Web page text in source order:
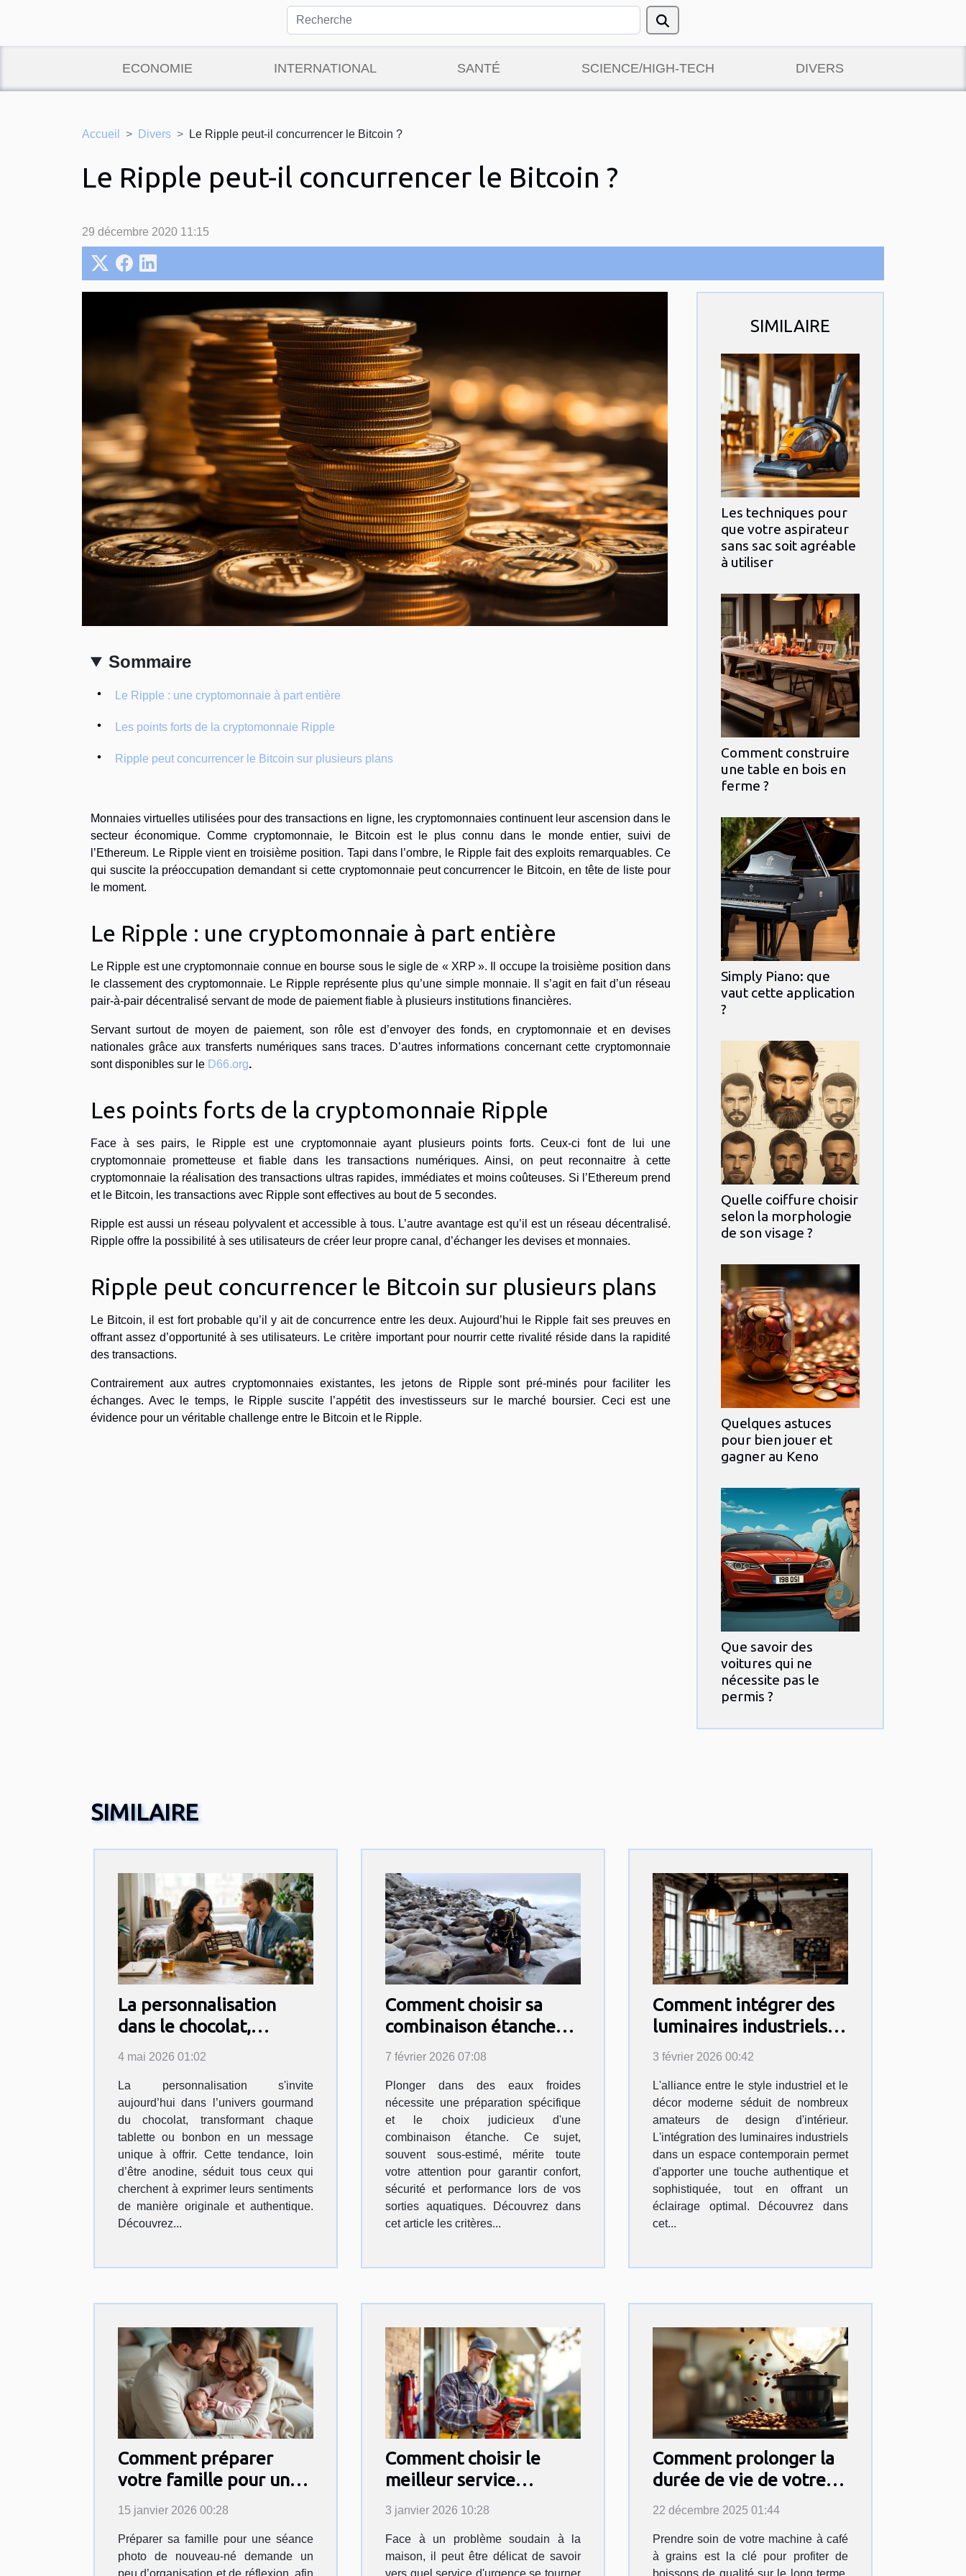
ECONOMIE INTERNATIONAL SANTÉ SCIENCE/HIGH-TECH DIVERS
Accueil Divers Le Ripple peut-il concurrencer le Bitcoin ?
Le Ripple peut-il concurrencer le Bitcoin ?
29 décembre 2020 11:15
Sommaire
Le Ripple : une cryptomonnaie à part entière
Les points forts de la cryptomonnaie Ripple
Ripple peut concurrencer le Bitcoin sur plusieurs plans
Monnaies virtuelles utilisées pour des transactions en ligne, les cryptomonnaies continuent leur ascension dans le
secteur économique. Comme cryptomonnaie, le Bitcoin est le plus connu dans le monde entier, suivi de
l’Ethereum. Le Ripple vient en troisième position. Tapi dans l’ombre, le Ripple fait des exploits remarquables. Ce
qui suscite la préoccupation demandant si cette cryptomonnaie peut concurrencer le Bitcoin, en tête de liste pour
le moment.
Le Ripple : une cryptomonnaie à part entière
Le Ripple est une cryptomonnaie connue en bourse sous le sigle de « XRP ». Il occupe la troisième position dans
le classement des cryptomonnaie. Le Ripple représente plus qu’une simple monnaie. Il s’agit en fait d’un réseau
pair-à-pair décentralisé servant de mode de paiement fiable à plusieurs institutions financières.
Servant surtout de moyen de paiement, son rôle est d’envoyer des fonds, en cryptomonnaie et en devises
nationales grâce aux transferts numériques sans traces. D’autres informations concernant cette cryptomonnaie
sont disponibles sur le D66.org.
Les points forts de la cryptomonnaie Ripple
Face à ses pairs, le Ripple est une cryptomonnaie ayant plusieurs points forts. Ceux-ci font de lui une
cryptomonnaie prometteuse et fiable dans les transactions numériques. Ainsi, on peut reconnaitre à cette
cryptomonnaie la réalisation des transactions ultras rapides, immédiates et moins coûteuses. Si l’Ethereum prend
et le Bitcoin, les transactions avec Ripple sont effectives au bout de 5 secondes.
Ripple est aussi un réseau polyvalent et accessible à tous. L’autre avantage est qu’il est un réseau décentralisé.
Ripple offre la possibilité à ses utilisateurs de créer leur propre canal, d’échanger les devises et monnaies.
Ripple peut concurrencer le Bitcoin sur plusieurs plans
Le Bitcoin, il est fort probable qu’il y ait de concurrence entre les deux. Aujourd’hui le Ripple fait ses preuves en
offrant assez d’opportunité à ses utilisateurs. Le critère important pour nourrir cette rivalité réside dans la rapidité
des transactions.
Contrairement aux autres cryptomonnaies existantes, les jetons de Ripple sont pré-minés pour faciliter les
échanges. Avec le temps, le Ripple suscite l’appétit des investisseurs sur le marché boursier. Ceci est une
évidence pour un véritable challenge entre le Bitcoin et le Ripple.
SIMILAIRE
Les techniques pour
que votre aspirateur
sans sac soit agréable
à utiliser
Comment construire
une table en bois en
ferme ?
Simply Piano: que
vaut cette application
?
Quelle coiffure choisir
selon la morphologie
de son visage ?
Quelques astuces
pour bien jouer et
gagner au Keno
Que savoir des
voitures qui ne
nécessite pas le
permis ?
SIMILAIRE
La personnalisation
dans le chocolat,
nouvelle déclaration
4 mai 2026 01:02
La personnalisation s'invite
aujourd’hui dans l’univers gourmand
du chocolat, transformant chaque
tablette ou bonbon en un message
unique à offrir. Cette tendance, loin
d’être anodine, séduit tous ceux qui
cherchent à exprimer leurs sentiments
de manière originale et authentique.
Découvrez...
Comment choisir sa
combinaison étanche
pour des eaux froides ?
7 février 2026 07:08
Plonger dans des eaux froides
nécessite une préparation spécifique
et le choix judicieux d'une
combinaison étanche. Ce sujet,
souvent sous-estimé, mérite toute
votre attention pour garantir confort,
sécurité et performance lors de vos
sorties aquatiques. Découvrez dans
cet article les critères...
Comment intégrer des
luminaires industriels
dans un décor moderne
3 février 2026 00:42
L'alliance entre le style industriel et le
décor moderne séduit de nombreux
amateurs de design d'intérieur.
L'intégration des luminaires industriels
dans un espace contemporain permet
d'apporter une touche authentique et
sophistiquée, tout en offrant un
éclairage optimal. Découvrez dans
cet...
Comment préparer
votre famille pour une
séance photo de
nouveau-né?
15 janvier 2026 00:28
Préparer sa famille pour une séance
photo de nouveau-né demande un
Comment choisir le
meilleur service
d'urgence pour vos
travaux domestiques ?
3 janvier 2026 10:28
Face à un problème soudain à la
maison, il peut être délicat de savoir
Comment prolonger la
durée de vie de votre
machine à café à grains
22 décembre 2025 01:44
Prendre soin de votre machine à café
à grains est la clé pour profiter de